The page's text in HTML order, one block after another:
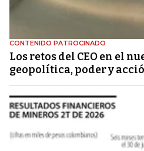
CONTENIDO PATROCINADO
Los retos del CEO en el
geopolítica, poder y